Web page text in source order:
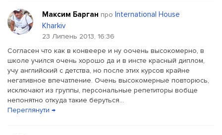
Максим Барган про International House
Kharkiv
23 Липень 2013, 16:36
Согласен что как в конвеере и ну оочень высокомерно, в
школе учился очень хорошо да и в инсте красный диплом,
учу английский с детства, но после этих курсов крайне
негативное впечатление. Очень высокомерные повторюсь,
исключают из группы, персональные репетиторы вобще
непонятно откуда такие беруться...
Переглянути →